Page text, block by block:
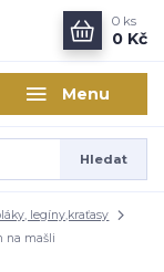
Menu
Hledat
0 ks
0 Kč
legíny,kraťasy
na mašli